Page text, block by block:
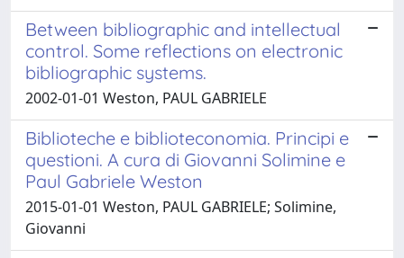
Between bibliographic and intellectual
control. Some reflections on electronic
bibliographic systems.
2002-01-01 Weston, PAUL GABRIELE
Biblioteche e biblioteconomia. Principi e
questioni. A cura di Giovanni Solimine e
Paul Gabriele Weston
2015-01-01 Weston, PAUL GABRIELE; Solimine,
Giovanni